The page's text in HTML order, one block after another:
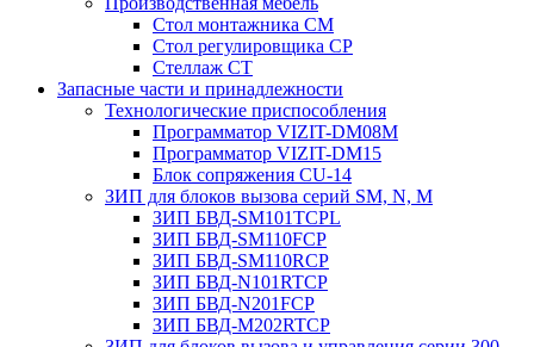
Стол монтажника СМ
Стол регулировщика СР
Стеллаж СТ
Запасные части и принадлежности
Технологические приспособления
Программатор VIZIT-DM08M
Программатор VIZIT-DM15
Блок сопряжения CU-14
ЗИП для блоков вызова серий SM, N, M
ЗИП БВД-SM101TCPL
ЗИП БВД-SM110FCP
ЗИП БВД-SM110RCP
ЗИП БВД-N101RTCP
ЗИП БВД-N201FCP
ЗИП БВД-M202RTCP